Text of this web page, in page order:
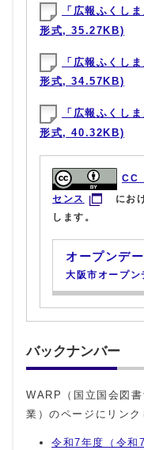
「広報ふくし
形式, 35.27KB)
「広報ふくし
形式, 34.57KB)
「広報ふくし
形式, 40.32KB)
CC
センス
にお
します。
オープンデ
大阪市オープン
バックナンバー
WARP（国立国会図
業）のページにリンク
令和7年度（令和